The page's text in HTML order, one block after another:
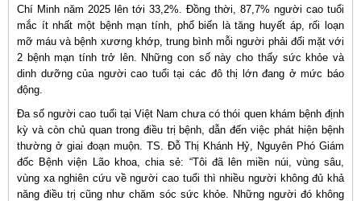
Chí Minh năm 2025 lên tới 33,2%. Đồng thời, 87,7% người cao tuổi
mắc ít nhất một bệnh mạn tính, phổ biến là tăng huyết áp, rối loạn
mỡ máu và bệnh xương khớp, trung bình mỗi người phải đối mặt với
2 bệnh mạn tính trở lên. Những con số này cho thấy sức khỏe và
dinh dưỡng của người cao tuổi tại các đô thị lớn đang ở mức báo
động.
Đa số người cao tuổi tại Việt Nam chưa có thói quen khám bệnh định
kỳ và còn chủ quan trong điều trị bệnh, dẫn đến việc phát hiện bệnh
thường ở giai đoạn muộn. TS. Đỗ Thị Khánh Hỷ, Nguyên Phó Giám
đốc Bệnh viện Lão khoa, chia sẻ: “Tôi đã lên miền núi, vùng sâu,
vùng xa nghiên cứu về người cao tuổi thì nhiều người không đủ khả
năng điều trị cũng như chăm sóc sức khỏe. Những người đó không